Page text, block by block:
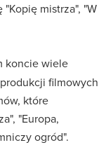
mistrza", "W
koncie wiele
filmowych
które
"Europa,
ogród".